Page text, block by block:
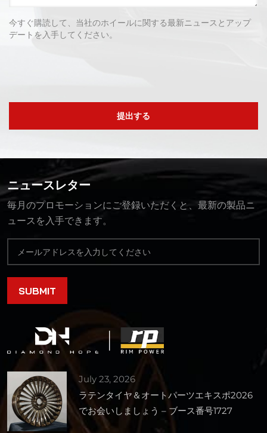
今すぐ購読して、当社のホイールに関する最新ニュースとアップ
デートを入手してください。
提出する
ニュースレター
毎月のプロモーションにご登録いただくと、最新の製品ニ
ュースを入手できます。
July 23, 2026
ラテンタイヤ＆オートパーツエキスポ2026
でお会いしましょう – ブース番号1727